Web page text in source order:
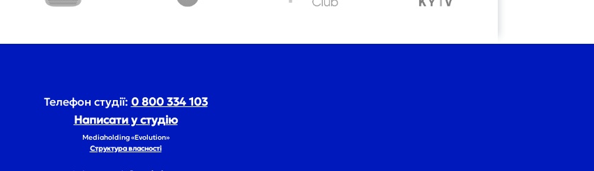
Телефон студії: 0 800 334 103
Написати у студію
Mediaholding «Evolution»
Структура власності